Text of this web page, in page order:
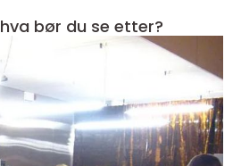
Advokat Ålesund hva bør du se etter?